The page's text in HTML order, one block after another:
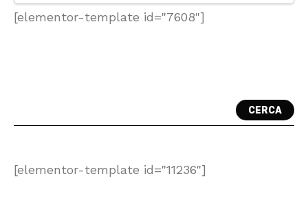
[elementor-template id="7608"]
CERCA
[elementor-template id="11236"]